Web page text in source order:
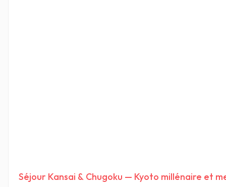
Séjour Kansai & Chugoku — Kyoto millénaire et